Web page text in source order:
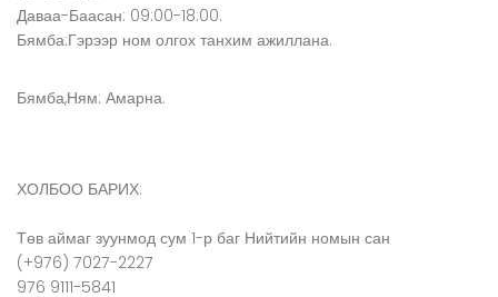
Даваа-Баасан: 09:00-18:00.
Бямба:Гэрээр ном олгох танхим ажиллана.
Бямба,Ням: Амарна.
ХОЛБОО БАРИХ:
Төв аймаг зуунмод сум 1-р баг Нийтийн номын сан
(+976) 7027-2227
976 9111-5841